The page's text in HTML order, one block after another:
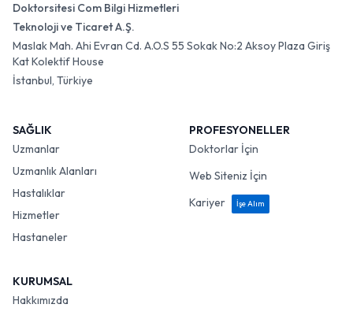
Doktorsitesi Com Bilgi Hizmetleri
Teknoloji ve Ticaret A.Ş.
Maslak Mah. Ahi Evran Cd. A.O.S 55 Sokak No:2 Aksoy Plaza Giriş
Kat Kolektif House
İstanbul, Türkiye
SAĞLIK
Uzmanlar
Uzmanlık Alanları
Hastalıklar
Hizmetler
Hastaneler
PROFESYONELLER
Doktorlar İçin
Web Siteniz İçin
Kariyer
İşe Alım
KURUMSAL
Hakkımızda